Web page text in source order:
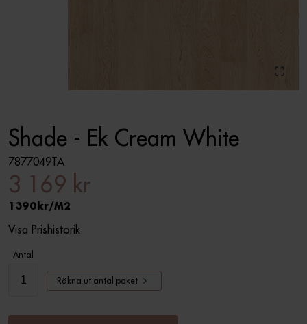
Shade - Ek Cream White
7877049TA
3 169 kr
1390 M2
Visa Prishistorik
Antal
Räkna ut antal paket